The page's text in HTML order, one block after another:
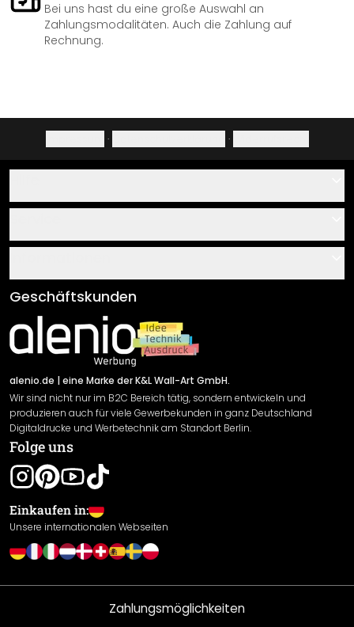
Bei uns hast du eine große Auswahl an
Zahlungsmodalitäten. Auch die Zahlung auf
Rechnung.
· ·
Über uns
Klebe- und Montageanleitungen
Newsletter An-/Abmeldung
Sendungsverfolgung
AGB
Impressum
Versand & Zahlung
Rücksendung
Widerrufsrecht
Datenschutzerklärung
Gewährleistung
Leistungserklärung / CE-Zeichen
Cookie Einstellungen
Geschäftskunden
alenio.de | eine Marke der K&L Wall-Art GmbH.
Wir sind nicht nur im B2C Bereich tätig, sondern entwickeln und
produzieren auch für viele Gewerbekunden in ganz Deutschland
Digitaldrucke und Werbetechnik am Standort Berlin.
Folge uns
Einkaufen in:
Unsere internationalen Webseiten
Zahlungsmöglichkeiten